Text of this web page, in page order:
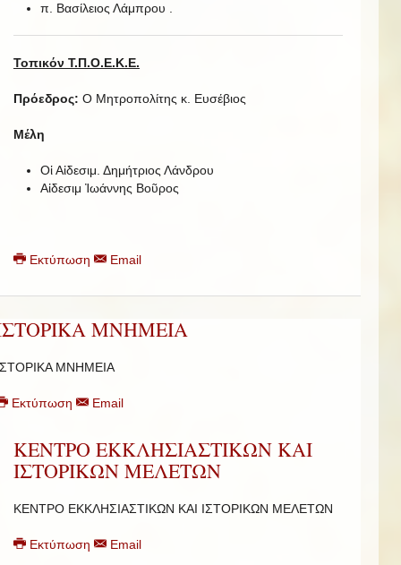
π. Βασίλειος Λάμπρου .
Τοπικόν Τ.Π.Ο.Ε.Κ.Ε.
Πρόεδρος: Ο Μητροπολίτης κ. Ευσέβιος
Μέλη
Οἱ Αἰδεσιμ. Δημήτριος Λάνδρου
Αἰδεσιμ Ἰωάννης Βοῦρος
Εκτύπωση Email
ΜΝΗΜΕΙΑ
ΜΝΗΜΕΙΑ
Εκτύπωση Email
ΚΕΝΤΡΟ ΕΚΚΛΗΣΙΑΣΤΙΚΩΝ ΚΑΙ
ΙΣΤΟΡΙΚΩΝ ΜΕΛΕΤΩΝ
ΚΕΝΤΡΟ ΕΚΚΛΗΣΙΑΣΤΙΚΩΝ ΚΑΙ ΙΣΤΟΡΙΚΩΝ ΜΕΛΕΤΩΝ
Εκτύπωση Email